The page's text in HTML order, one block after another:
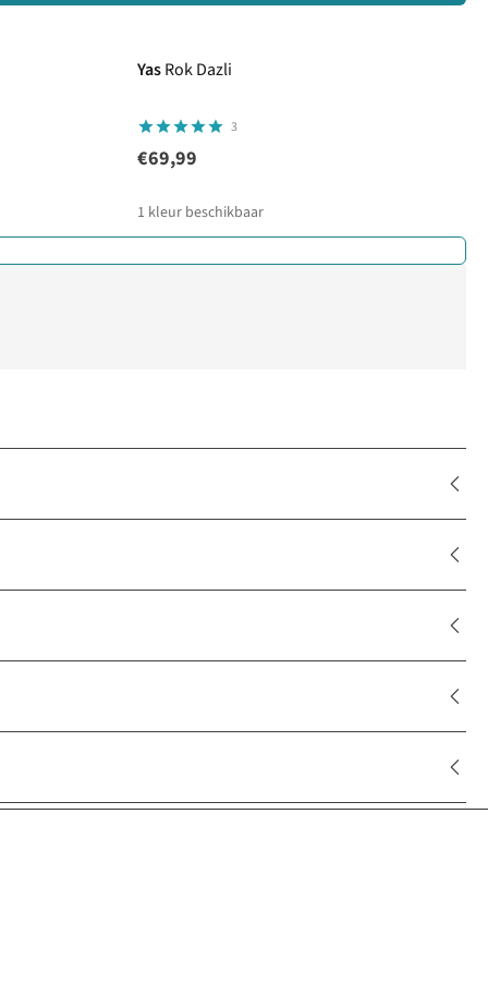
YasRok Dazli
3
€69,99
1 kleur beschikbaar